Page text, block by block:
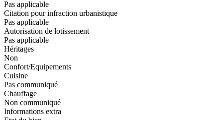
Pas applicable
Citation pour infraction urbanistique
Pas applicable
Autorisation de lotissement
Pas applicable
Héritages
Non
Confort/Equipements
Cuisine
Pas communiqué
Chauffage
Non communiqué
Informations extra